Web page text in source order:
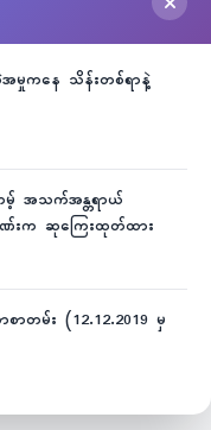
အမှုကနေ သိန်းတစ်ရာနဲ့
မ့် အသက်အန္တရာယ်
ဂိုဏ်းက ဆုကြေးထုတ်ထား
တမ်း (12.12.2019 မှ